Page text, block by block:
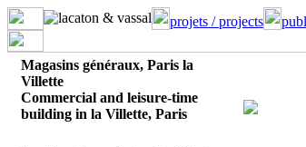
projets / projects
Magasins généraux, Paris la
Villette
Commercial and leisure-time
building in la Villette, Paris